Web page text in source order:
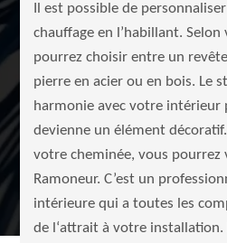
Il est possible de
chauffage en l’habillant. Selon
pourrez choisir entre un
pierre en acier ou en bois. Le
harmonie avec votre intérieur
devienne un élément
votre cheminée, vous pourrez
Ramoneur. C’est un
intérieure qui a toutes les
de l‘attrait à votre installation.